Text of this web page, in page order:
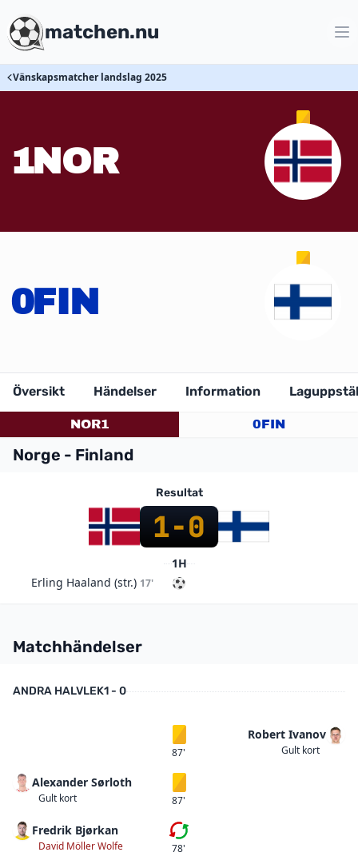
matchen.nu
Vänskapsmatcher landslag 2025
1NOR
0FIN
Översikt Händelser Information
NOR1 0FIN
Norge - Finland
Resultat
1-0
1H
Erling Haaland (str.) 17'
Matchhändelser
ANDRA HALVLEK1 - 0
Gult kort
87'
Robert Ivanov
Gult kort
Alexander Sørloth
Gult kort
Gult kort
87'
Fredrik Bjørkan
David Möller Wolfe
Byte
78'